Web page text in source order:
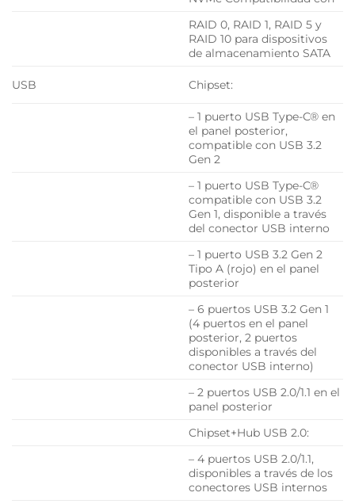
RAID 0, RAID 1, RAID 5 y
RAID 10 para dispositivos
de almacenamiento SATA
USB Chipset:
– 1 puerto USB Type-C® en
el panel posterior,
compatible con USB 3.2
Gen 2
– 1 puerto USB Type-C®
compatible con USB 3.2
Gen 1, disponible a través
del conector USB interno
– 1 puerto USB 3.2 Gen 2
Tipo A (rojo) en el panel
posterior
– 6 puertos USB 3.2 Gen 1
(4 puertos en el panel
posterior, 2 puertos
disponibles a través del
conector USB interno)
– 2 puertos USB 2.0/1.1 en el
panel posterior
Chipset+Hub USB 2.0:
– 4 puertos USB 2.0/1.1,
disponibles a través de los
conectores USB internos